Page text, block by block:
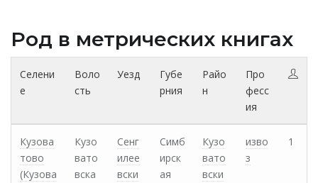
Род в метрических книгах
Селени
е
Воло
сть
Уезд
Губе
рния
Райо
н
Про
фесс
ия
Кузова
тово
(Кузова
Кузо
вато
вска
Сенг
илее
вски
Симб
ирск
ая
Кузо
вато
вски
изво
з
1